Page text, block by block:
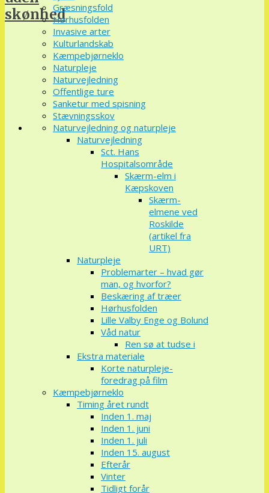
skønhedGræsningsfold
Hørhusfolden
Invasive arter
Kulturlandskab
Kæmpebjørneklo
Naturpleje
Naturvejledning
Offentlige ture
Sanketur med spisning
Stævningsskov
Naturvejledning og naturpleje
Naturvejledning
Sct. Hans
Hospitalsområde
Skærm-elm i
Kæpskoven
Skærm-
elmene ved
Roskilde
(artikel fra
URT)
Naturpleje
Problemarter – hvad gør
man, og hvorfor?
Beskæring af træer
Hørhusfolden
Lille Valby Enge og Bolund
Våd natur
Ren sø at tudse i
Ekstra materiale
Korte naturpleje-
foredrag på film
Kæmpebjørneklo
Timing året rundt
Inden 1. maj
Inden 1. juni
Inden 1. juli
Inden 15. august
Efterår
Vinter
Tidligt forår